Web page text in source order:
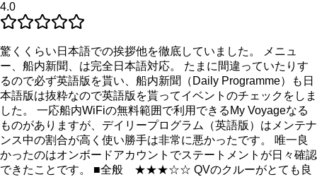
4.0
驚くくらい日本語での挨拶他を徹底していました。 メニュ
ー、船内新聞、は完全日本語対応。 たまに間違っていたりす
るので必ず英語版を貰い、船内新聞（Daily Programme）も日
本語版は抜粋なので英語版を貰ってイベントのチェックをしま
した。 一応船内WiFiの無料範囲で利用できるMy Voyageなる
ものがありますが、デイリープログラム（英語版）はメンテナ
ンス中の割合が高く使い勝手は非常に悪かったです。 唯一良
かったのはオンボードアカウントでステートメントが日々確認
できたことです。 ■全般 ★★★☆☆ QVのクルーがとても良